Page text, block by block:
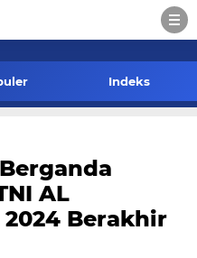
Indeks
AL
Berakhir